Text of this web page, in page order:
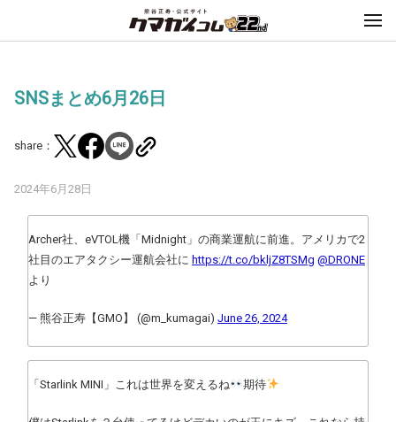
SNSまとめ6月26日
share：
2024年6月28日
Archer社、eVTOL機「Midnight」の商業運航に前進。アメリカで2
社目のエアタクシー運航会社に https://t.co/bkljZ8TSMg @DRONE
より
— 熊谷正寿【GMO】 (@m_kumagai) June 26, 2024
「Starlink MINI」これは世界を変えるね 期待